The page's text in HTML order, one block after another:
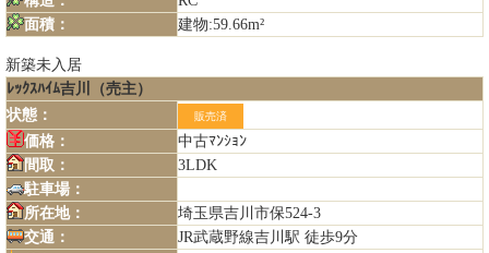
面積：
建物:59.66m²
新築未入居
ﾚｯｸｽﾊｲﾑ吉川（売主）
状態：
販売済
価格：
中古ﾏﾝｼｮﾝ
間取：
3LDK
駐車場：
所在地：
埼玉県吉川市保524-3
交通：
JR武蔵野線吉川駅 徒歩9分